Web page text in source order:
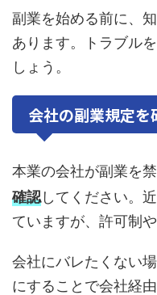
副業を始める前に、
あります。トラブル
しょう。
会社の副業規定を
本業の会社が副業を
確認してください。
ていますが、許可制
会社にバレたくない
にすることで会社経